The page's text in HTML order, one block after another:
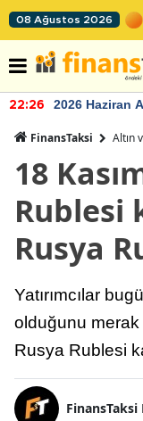
08 Ağustos 2026
22:26 2026 Haziran
FinansTaksi Altın
18
Rublesi
Rusya
Yatırımcılar
olduğunu merak
Rusya Rublesi